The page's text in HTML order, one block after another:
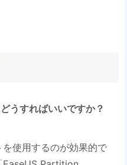
うすればいいですか？
使用するのが効果的で